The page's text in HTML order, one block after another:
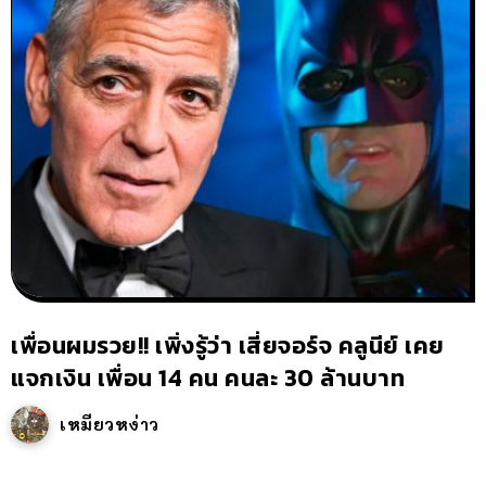
เพื่อนผมรวย!! เพิ่งรู้ว่า เสี่ยจอร์จ คลูนีย์ เคย
แจกเงิน เพื่อน 14 คน คนละ 30 ล้านบาท
เหมียวหง่าว